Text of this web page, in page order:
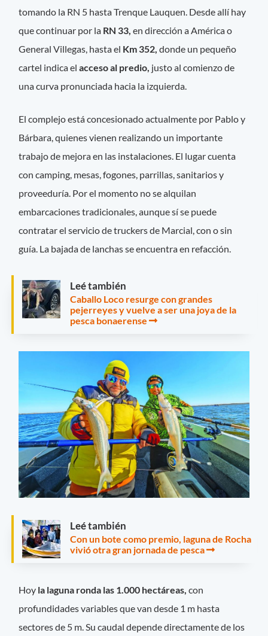
tomando la RN 5 hasta Trenque Lauquen. Desde allí hay
que continuar por la RN 33,en dirección a América o
General Villegas, hasta el Km 352,donde un pequeño
cartel indica elacceso al predio, justo al comienzo de
una curva pronunciada hacia la izquierda.
El complejo está concesionado actualmente por Pablo y
Bárbara, quienes vienen realizando un importante
trabajo de mejora en las instalaciones. El lugar cuenta
con camping, mesas, fogones, parrillas, sanitarios y
proveeduría. Por el momento no se alquilan
embarcaciones tradicionales, aunque sí se puede
contratar el servicio de truckers de Marcial, con o sin
guía. La bajada de lanchas se encuentra en refacción.
Leé también
Caballo Loco resurge con grandes
pejerreyes y vuelve a ser una joya de la
pesca bonaerense
Leé también
Con un bote como premio, laguna de Rocha
vivió otra gran jornada de pesca
Hoy la laguna ronda las 1.000 hectáreas,con
profundidades variables que van desde 1 m hasta
sectores de 5 m. Su caudal depende directamente de los